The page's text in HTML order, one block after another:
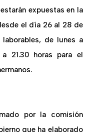
expuestas en la
el día 26 al 28 de
de lunes a
21.30 horas para el
por la comisión
que ha elaborado